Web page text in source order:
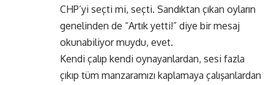
CHP’yi seçti mi, seçti. Sandıktan çıkan oyların
genelinden de “Artık yetti!” diye bir mesaj
okunabiliyor muydu, evet.
Kendi çalıp kendi oynayanlardan, sesi fazla
çıkıp tüm manzaramızı kaplamaya çalışanlardan